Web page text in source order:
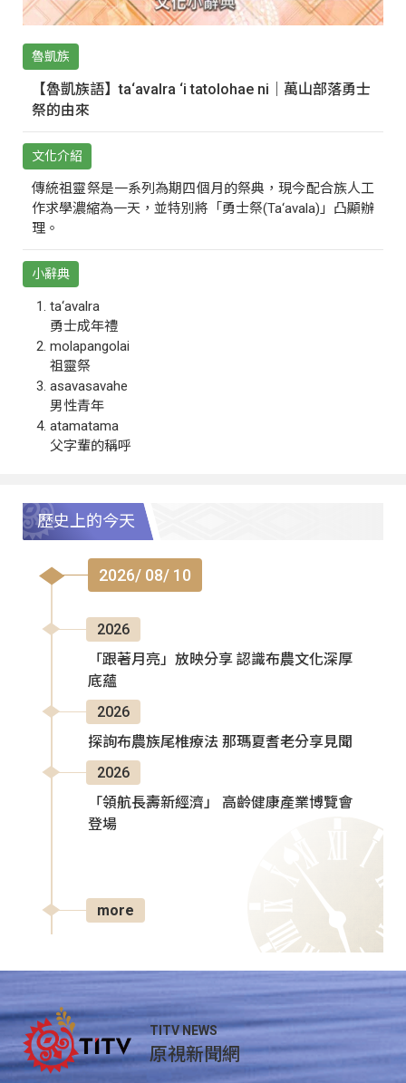
魯凱族
【魯凱族語】ta‘avalra ‘i tatolohae ni｜萬山部落勇士
祭的由來
文化介紹
傳統祖靈祭是一系列為期四個月的祭典，現今配合族人工
作求學濃縮為一天，並特別將「勇士祭(Ta‘avala)」凸顯辦
理。
小辭典
ta‘avalra
勇士成年禮
molapangolai
祖靈祭
asavasavahe
男性青年
atamatama
父字輩的稱呼
歷史上的今天
2026/ 08/ 10
2026
「跟著月亮」放映分享 認識布農文化深厚
底蘊
2026
探詢布農族尾椎療法 那瑪夏耆老分享見聞
2026
「領航長壽新經濟」 高齡健康產業博覽會
登場
more
TITV NEWS
原視新聞網